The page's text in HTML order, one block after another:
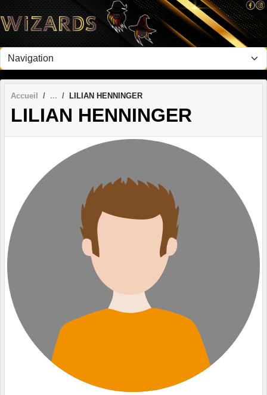
Accueil LILIAN HENNINGER
LILIAN HENNINGER
Panneau de gestion des cookies